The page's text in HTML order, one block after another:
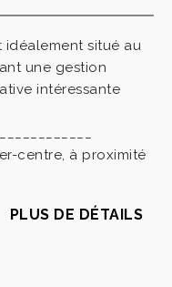
situé au
une gestion
intéressante
centre, à proximité
PLUS DE DÉTAILS